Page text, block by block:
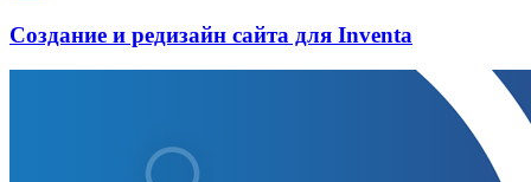
Создание и редизайн сайта для Inventa